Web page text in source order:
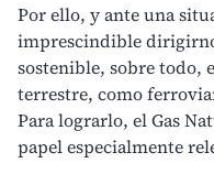
Por ello, y ante una
imprescindible
sostenible, sobre todo,
terrestre, como
Para lograrlo, elGas
papel especialmente